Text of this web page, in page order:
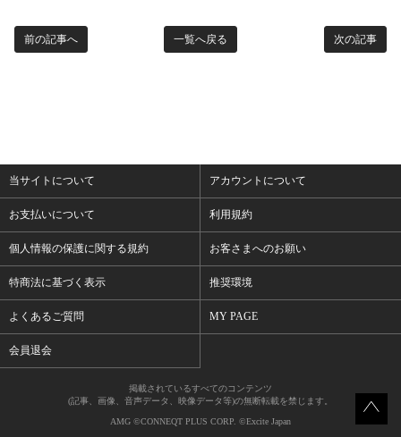
次の記事
一覧へ戻る
前の記事へ
当サイトについて アカウントについて
お支払いについて 利用規約
個人情報の保護に関する規約 お客さまへのお願い
特商法に基づく表示 推奨環境
よくあるご質問 MY PAGE
会員退会
掲載されているすべてのコンテンツ
(記事、画像、音声データ、映像データ等)の無断転載を禁じます。
AMG ©CONNEQT PLUS CORP. ©Excite Japan